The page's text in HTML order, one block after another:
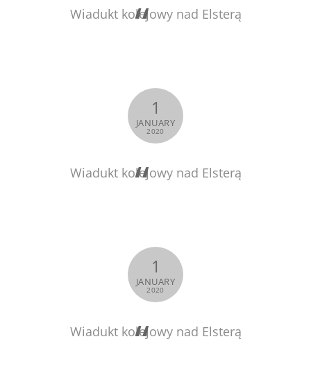
Wiadukt kolejowy nad Elsterą
1
JANUARY
2020
Wiadukt kolejowy nad Elsterą
1
JANUARY
2020
Wiadukt kolejowy nad Elsterą